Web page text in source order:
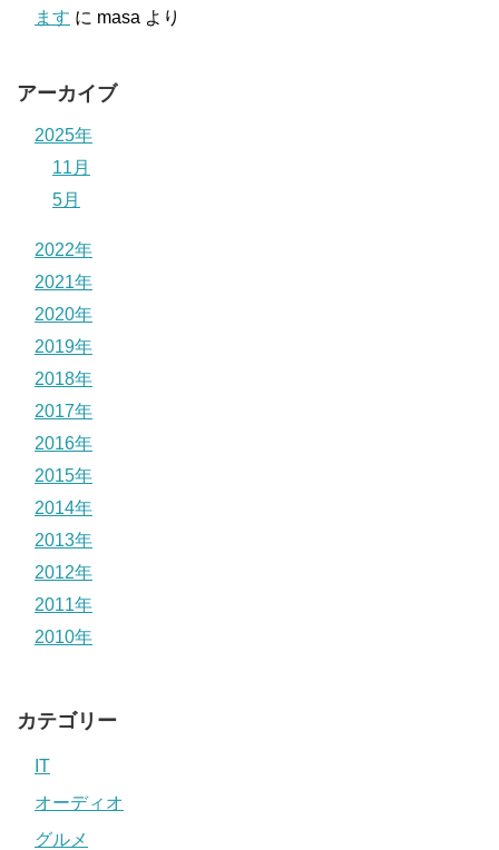
ます に masa より
アーカイブ
2025年
11月
5月
2022年
2021年
2020年
2019年
2018年
2017年
2016年
2015年
2014年
2013年
2012年
2011年
2010年
カテゴリー
IT
オーディオ
グルメ